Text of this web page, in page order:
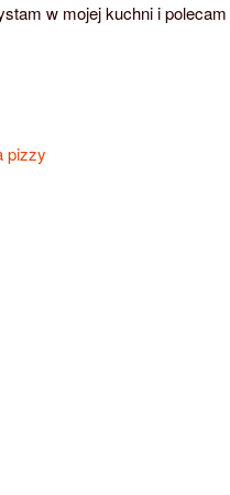
w mojej kuchni i
pizzy